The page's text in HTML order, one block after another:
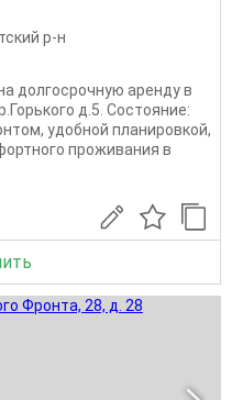
р-н
долгосрочную аренду в
д.5. Сoстoяниe:
удобной планировкой,
проживания в